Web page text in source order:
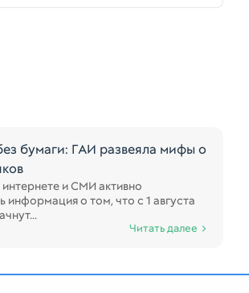
бумаги: ГАИ развеяла мифы о
и СМИ активно
информация о том, что с 1 августа
Читать далее